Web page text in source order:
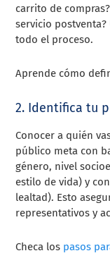
carrito de
servicio
todo el proceso.
Aprende cómo
2. Identifica tu
Conocer a quién
público meta con
género, nivel
estilo de vida) y
lealtad). Esto
representativos y
Checa los pasos